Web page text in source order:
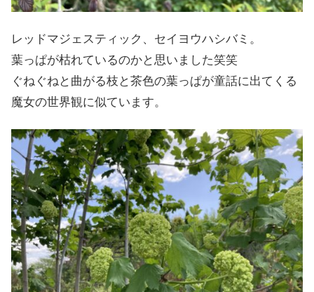
レッドマジェスティック、セイヨウハシバミ。
葉っぱが枯れているのかと思いました笑笑
ぐねぐねと曲がる枝と茶色の葉っぱが童話に出てくる
魔女の世界観に似ています。